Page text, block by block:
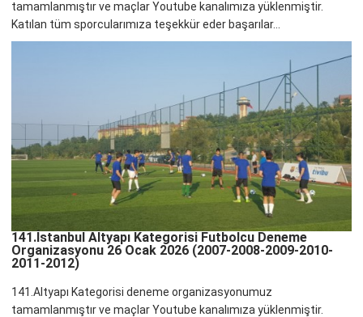
tamamlanmıştır ve maçlar Youtube kanalımıza yüklenmiştir.
Katılan tüm sporcularımıza teşekkür eder başarılar...
141.İstanbul Altyapı Kategorisi Futbolcu Deneme
Organizasyonu 26 Ocak 2026 (2007-2008-2009-2010-
2011-2012)
141.Altyapı Kategorisi deneme organizasyonumuz
tamamlanmıştır ve maçlar Youtube kanalımıza yüklenmiştir.